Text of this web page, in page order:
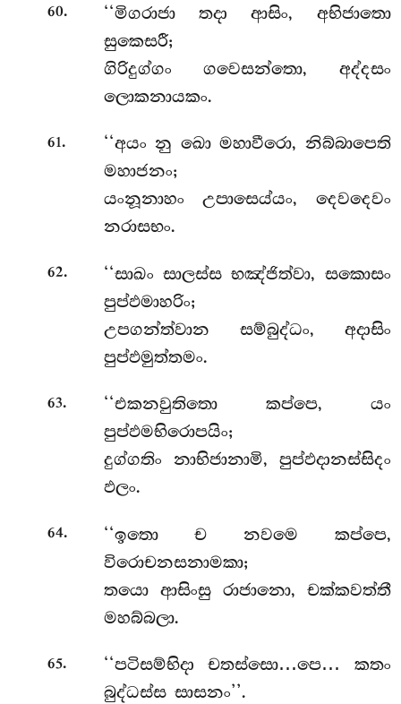
60.
‘‘මිගරාජා තදා ආසිං, අභිජාතො
සුකෙසරී;
ගිරිදුග්ගං ගවෙසන්තො, අද්දසං
ලොකනායකං.
61.
‘‘අයං නු ඛො මහාවීරො, නිබ්බාපෙති
මහාජනං;
යංනූනාහං උපාසෙය්යං, දෙවදෙවං
නරාසභං.
62.
‘‘සාඛං සාලස්ස භඤ්ජිත්වා, සකොසං
පුප්ඵමාහරිං;
උපගන්ත්වාන සම්බුද්ධං, අදාසිං
පුප්ඵමුත්තමං.
63.
‘‘එකනවුතිතො කප්පෙ, යං
පුප්ඵමභිරොපයිං;
දුග්ගතිං නාභිජානාමි, පුප්ඵදානස්සිදං
ඵලං.
64. ‘‘ඉතොච නවමෙ කප්පෙ,
විරොචනසනාමකා;
තයො ආසිංසු රාජානො, චක්කවත්තී
මහබ්බලා.
65.
‘‘පටිසම්භිදා චතස්සො…පෙ… කතං
බුද්ධස්ස සාසනං’’.